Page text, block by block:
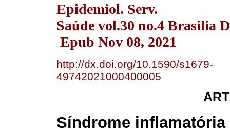
Epidemiol. Serv.
Saúde vol.30 no.4 Brasília
Epub Nov 08, 2021
http://dx.doi.org/10.1590/s1679-
49742021000400005
Síndrome inflamatória